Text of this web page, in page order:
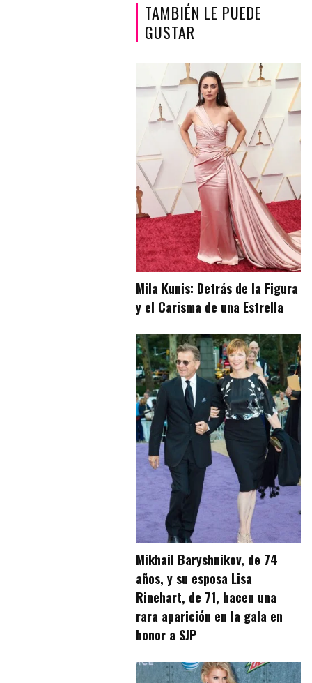
TAMBIÉN LE PUEDE
GUSTAR
Mila Kunis: Detrás de la Figura
y el Carisma de una Estrella
Mikhail Baryshnikov, de 74
años, y su esposa Lisa
Rinehart, de 71, hacen una
rara aparición en la gala en
honor a SJP